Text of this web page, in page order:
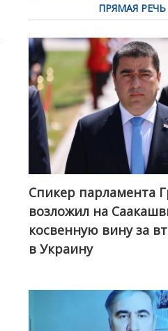
ПРЯМАЯ РЕЧЬ
Спикер парламента
возложил на
косвенную вину за
в Украину